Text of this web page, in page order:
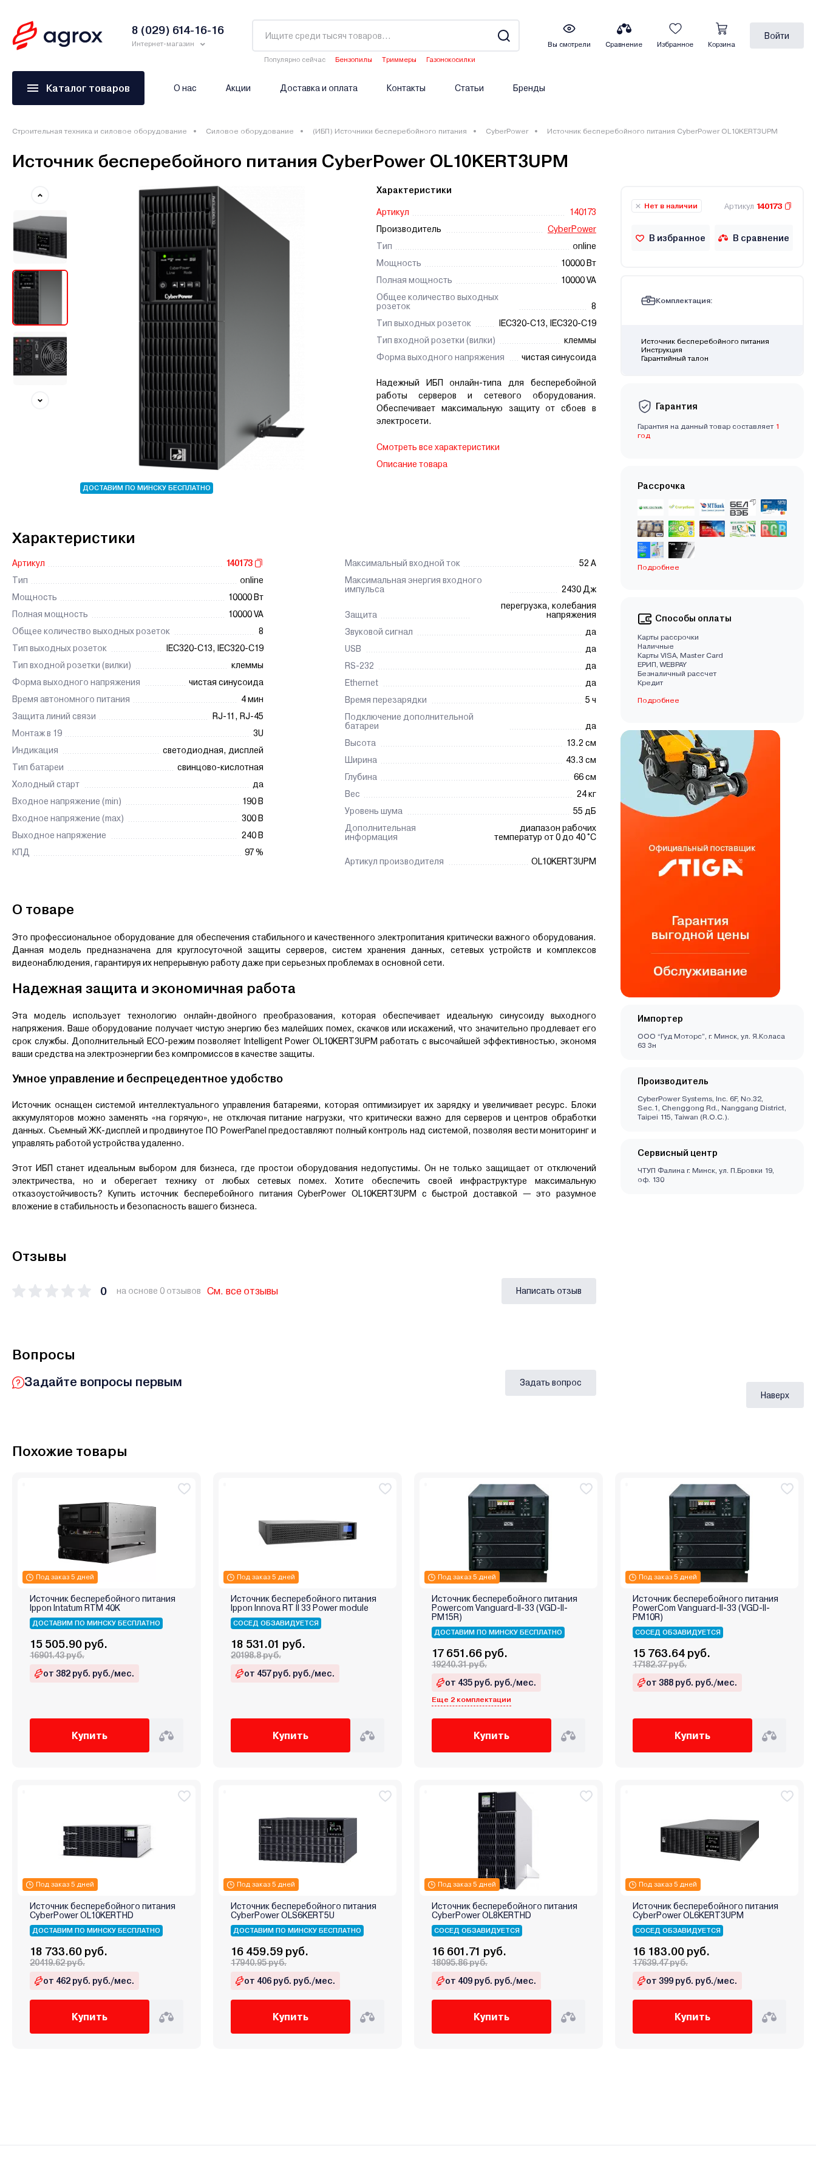
8 (029) 614-16-16
Интернет-магазин
Популярно сейчас Бензопилы Триммеры
Газонокосилки
Вы смотрели Сравнение Избранное Корзина
Войти
Каталог товаров О нас Акции Доставка и оплата Контакты Статьи Бренды
Строительная техника и силовое оборудование Силовое оборудование (ИБП) Источники бесперебойного питания CyberPower Источник бесперебойного питания CyberPower OL10KERT3UPM
Источник бесперебойного питания CyberPower OL10KERT3UPM
ДОСТАВИМ ПО МИНСКУ БЕСПЛАТНО
Характеристики
Артикул
140173
Производитель
CyberPower
Тип
online
Мощность
10000 Вт
Полная мощность
10000 VA
Общее количество выходных
розеток
8
Тип выходных розеток
IEC320-C13, IEC320-C19
Тип входной розетки (вилки)
клеммы
Форма выходного напряжения
чистая синусоида
Надежный ИБП онлайн-типа для бесперебойной
работы серверов и сетевого оборудования.
Обеспечивает максимальную защиту от сбоев в
электросети.
Смотреть все характеристики
Описание товара
Характеристики
Артикул
140173
Тип
online
Мощность
10000 Вт
Полная мощность
10000 VA
Общее количество выходных розеток
8
Тип выходных розеток
IEC320-C13, IEC320-C19
Тип входной розетки (вилки)
клеммы
Форма выходного напряжения
чистая синусоида
Время автономного питания
4 мин
Защита линий связи
RJ-11, RJ-45
Монтаж в 19
3U
Индикация
светодиодная, дисплей
Тип батареи
свинцово-кислотная
Холодный старт
да
Входное напряжение (min)
190 В
Входное напряжение (max)
300 В
Выходное напряжение
240 В
КПД
97 %
Максимальный входной ток
52 A
Максимальная энергия входного
импульса
2430 Дж
Защита
перегрузка, колебания
напряжения
Звуковой сигнал
да
USB
да
RS-232
да
Ethernet
да
Время перезарядки
5 ч
Подключение дополнительной
батареи
да
Высота
13.2 см
Ширина
43.3 см
Глубина
66 см
Вес
24 кг
Уровень шума
55 дБ
Дополнительная
информация
диапазон рабочих
температур от 0 до 40 °С
Артикул производителя OL10KERT3UPM
О товаре
Это профессиональное оборудование для обеспечения стабильного и качественного электропитания критически важного оборудования.
Данная модель предназначена для круглосуточной защиты серверов, систем хранения данных, сетевых устройств и комплексов
видеонаблюдения, гарантируя их непрерывную работу даже при серьезных проблемах в основной сети.
Надежная защита и экономичная работа
Эта модель использует технологию онлайн-двойного преобразования, которая обеспечивает идеальную синусоиду выходного
напряжения. Ваше оборудование получает чистую энергию без малейших помех, скачков или искажений, что значительно продлевает его
срок службы. Дополнительный ECO-режим позволяет Intelligent Power OL10KERT3UPM работать с высочайшей эффективностью, экономя
ваши средства на электроэнергии без компромиссов в качестве защиты.
Умное управление и беспрецедентное удобство
Источник оснащен системой интеллектуального управления батареями, которая оптимизирует их зарядку и увеличивает ресурс. Блоки
аккумуляторов можно заменять «на горячую», не отключая питание нагрузки, что критически важно для серверов и центров обработки
данных. Съемный ЖК-дисплей и продвинутое ПО PowerPanel предоставляют полный контроль над системой, позволяя вести мониторинг и
управлять работой устройства удаленно.
Этот ИБП станет идеальным выбором для бизнеса, где простои оборудования недопустимы. Он не только защищает от отключений
электричества, но и оберегает технику от любых сетевых помех. Хотите обеспечить своей инфраструктуре максимальную
отказоустойчивость? Купить источник бесперебойного питания CyberPower OL10KERT3UPM с быстрой доставкой — это разумное
вложение в стабильность и безопасность вашего бизнеса.
Отзывы
0 на основе 0 отзывов См. все отзывы Написать отзыв
Вопросы
Задайте вопросы первым Задать вопрос
Нет в наличии Артикул 140173
В избранное В сравнение
Комплектация:
Источник бесперебойного питания
Инструкция
Гарантийный талон
Гарантия
Гарантия на данный товар составляет 1
год
Рассрочка
Подробнее
Способы оплаты
Карты рассрочки
Наличные
Карты VISA, Master Card
EРИП, WEBPAY
Безналичный рассчет
Кредит
Подробнее
Импортер
ООО “Гуд Моторс”, г. Минск, ул. Я.Коласа
63 3н
Производитель
CyberPower Systems, Inc. 6F, No.32,
Sec.1, Chenggong Rd., Nanggang District,
Taipei 115, Taiwan (R.O.C.).
Сервисный центр
ЧТУП Фалина г. Минск, ул. П.Бровки 19,
оф. 130
Наверх
Похожие товары
Под заказ 5 дней
Источник бесперебойного питания
Ippon Intatum RTM 40K
ДОСТАВИМ ПО МИНСКУ БЕСПЛАТНО
15 505.90 руб.
16901.43 руб.
от 382 руб. руб./мес.
Купить
Под заказ 5 дней
Источник бесперебойного питания
Ippon Innova RT II 33 Power module
СОСЕД ОБЗАВИДУЕТСЯ
18 531.01 руб.
20198.8 руб.
от 457 руб. руб./мес.
Купить
Под заказ 5 дней
Источник бесперебойного питания
Powercom Vanguard-II-33 (VGD-II-
PM15R)
ДОСТАВИМ ПО МИНСКУ БЕСПЛАТНО
17 651.66 руб.
19240.31 руб.
от 435 руб. руб./мес.
Еще 2 комплектации
Купить
Под заказ 5 дней
Источник бесперебойного питания
PowerCom Vanguard-II-33 (VGD-II-
PM10R)
СОСЕД ОБЗАВИДУЕТСЯ
15 763.64 руб.
17182.37 руб.
от 388 руб. руб./мес.
Купить
Под заказ 5 дней
Источник бесперебойного питания
CyberPower OL10KERTHD
ДОСТАВИМ ПО МИНСКУ БЕСПЛАТНО
18 733.60 руб.
20419.62 руб.
от 462 руб. руб./мес.
Купить
Под заказ 5 дней
Источник бесперебойного питания
CyberPower OLS6KERT5U
ДОСТАВИМ ПО МИНСКУ БЕСПЛАТНО
16 459.59 руб.
17940.95 руб.
от 406 руб. руб./мес.
Купить
Под заказ 5 дней
Источник бесперебойного питания
CyberPower OL8KERTHD
СОСЕД ОБЗАВИДУЕТСЯ
16 601.71 руб.
18095.86 руб.
от 409 руб. руб./мес.
Купить
Под заказ 5 дней
Источник бесперебойного питания
CyberPower OL6KERT3UPM
СОСЕД ОБЗАВИДУЕТСЯ
16 183.00 руб.
17639.47 руб.
от 399 руб. руб./мес.
Купить